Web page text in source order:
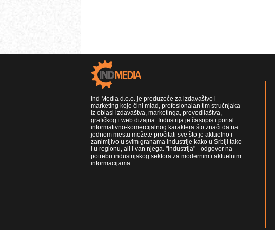
Ind Media d.o.o. je preduzeće za izdavaštvo i
marketing koje čini mlad, profesionalan tim stručnjaka
iz oblasi izdavaštva, marketinga, prevodilaštva,
grafičkog i web dizajna. Industrija je časopis i portal
informativno-komercijalnog karaktera što znači da na
jednom mestu možete pročitati sve što je aktuelno i
zanimljivo u svim granama industrije kako u Srbiji tako
i u regionu, ali i van njega. "Industrija" - odgovor na
potrebu industrijskog sektora za modernim i aktuelnim
informacijama.